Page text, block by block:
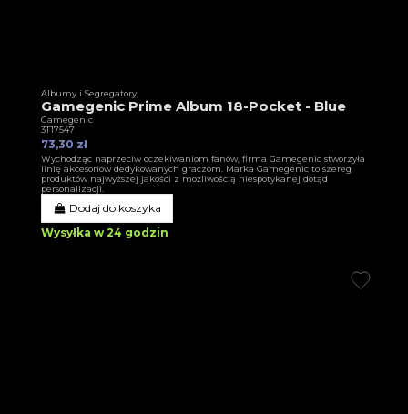
Albumy i Segregatory
Gamegenic Prime Album 18-Pocket - Blue
Gamegenic
3T17547
73,30 zł
Wychodząc naprzeciw oczekiwaniom fanów, firma Gamegenic stworzyła
linię akcesoriów dedykowanych graczom. Marka Gamegenic to szereg
produktów najwyższej jakości z możliwością niespotykanej dotąd
personalizacji.
Dodaj do koszyka
Wysyłka w 24 godzin